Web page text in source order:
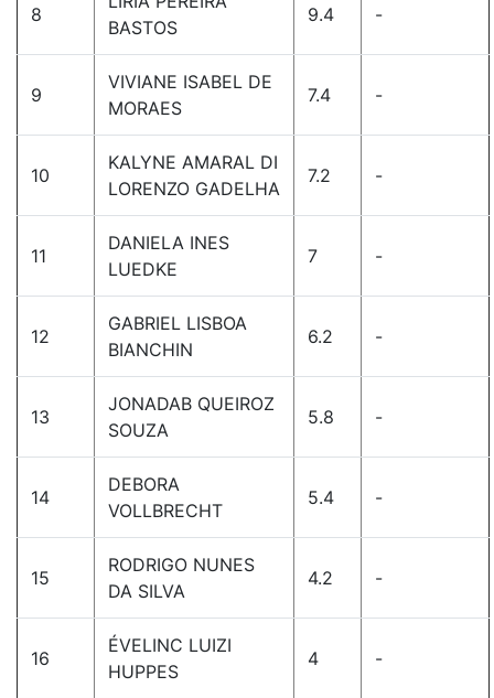
8
BASTOS
9.4 -
9
VIVIANE ISABEL DE
MORAES
7.4 -
10
KALYNE AMARAL DI
LORENZO GADELHA
7.2 -
11
DANIELA INES
LUEDKE
7 -
12
GABRIEL LISBOA
BIANCHIN
6.2 -
13
JONADAB QUEIROZ
SOUZA
5.8 -
14
DEBORA
VOLLBRECHT
5.4 -
15
RODRIGO NUNES
DA SILVA
4.2 -
16
ÉVELINC LUIZI
HUPPES
4 -